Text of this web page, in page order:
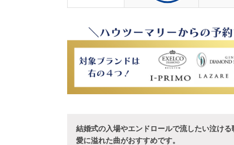
結婚式の入場やエンドロールで流したい泣け
愛に溢れた曲がおすすめです。